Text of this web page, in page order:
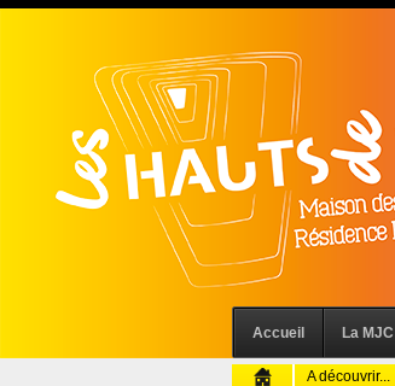
Accueil La MJC
A découvrir...